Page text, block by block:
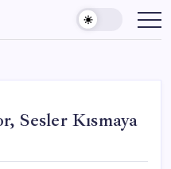
Sesler Kısmaya